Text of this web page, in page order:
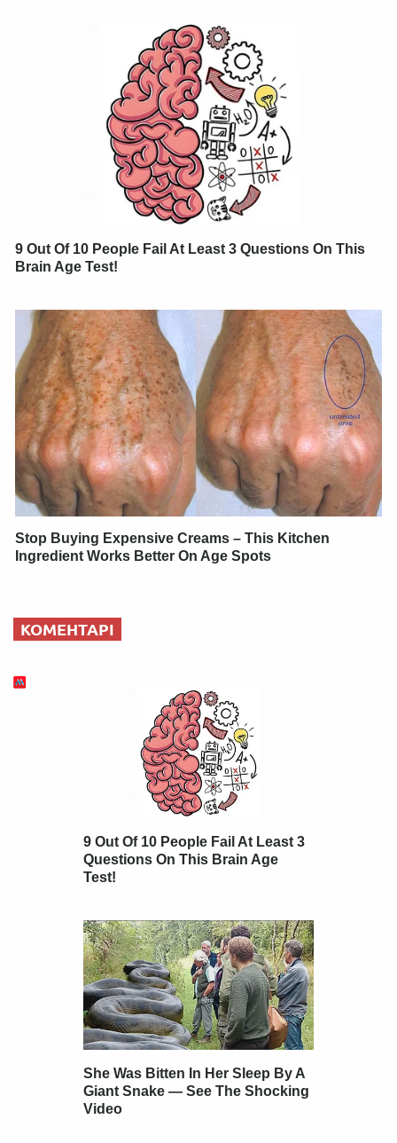
9 Out Of 10 People Fail At Least 3 Questions On This
Brain Age Test!
Stop Buying Expensive Creams – This Kitchen
Ingredient Works Better On Age Spots
КОМЕНТАРІ